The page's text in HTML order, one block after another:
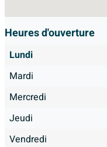
Heures d'ouverture
Lundi
Mardi
Mercredi
Jeudi
Vendredi